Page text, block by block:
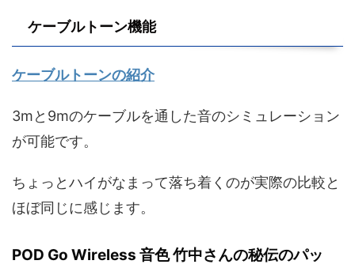
ケーブルトーン機能
ケーブルトーンの紹介
3mと9mのケーブルを通した音のシミュレーション
が可能です。
ちょっとハイがなまって落ち着くのが実際の比較と
ほぼ同じに感じます。
POD Go Wireless 音色 竹中さんの秘伝のパッ